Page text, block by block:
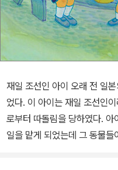
재일 조선인 아이 오래 전 일
었다. 이 아이는 재일 조선인이라는 이유로 친구
로부터 따돌림을 당하였다.
일을 맡게 되었는데 그 동물